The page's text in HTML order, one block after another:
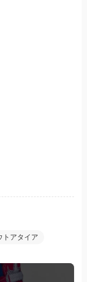
トアタイア